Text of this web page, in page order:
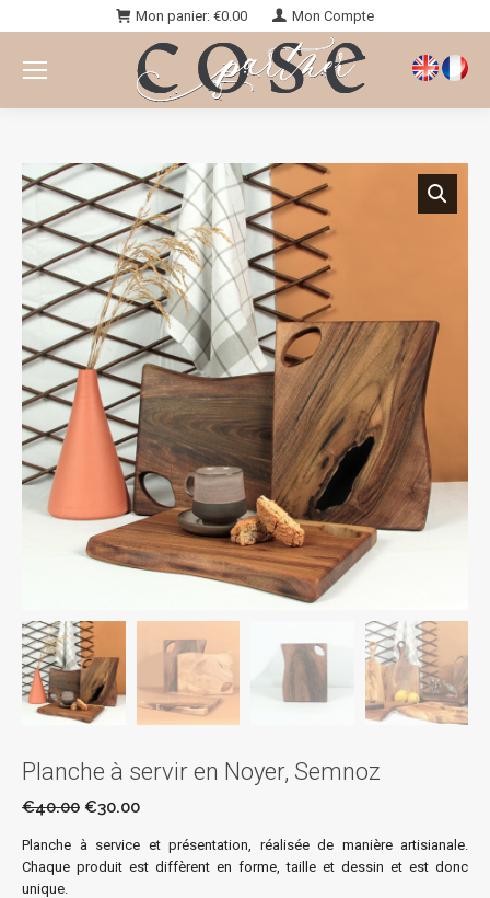
Mon panier: €0.00 Mon Compte
Planche à servir en Noyer, Semnoz
€40.00 €30.00
Planche à service et présentation, réalisée de manière artisianale.
Chaque produit est diffèrent en forme, taille et dessin et est donc
unique.